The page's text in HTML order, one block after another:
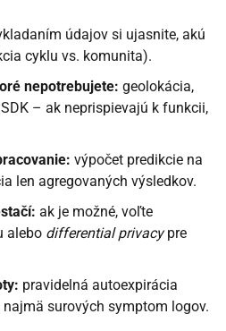
údajov si ujasnite, akú
cyklu vs. komunita).
nepotrebujete: geolokácia,
– ak neprispievajú k funkcii,
výpočet predikcie na
len agregovaných výsledkov.
ak je možné, voľte
alebo differential privacypre
pravidelná autoexpirácia
surových symptom logov.